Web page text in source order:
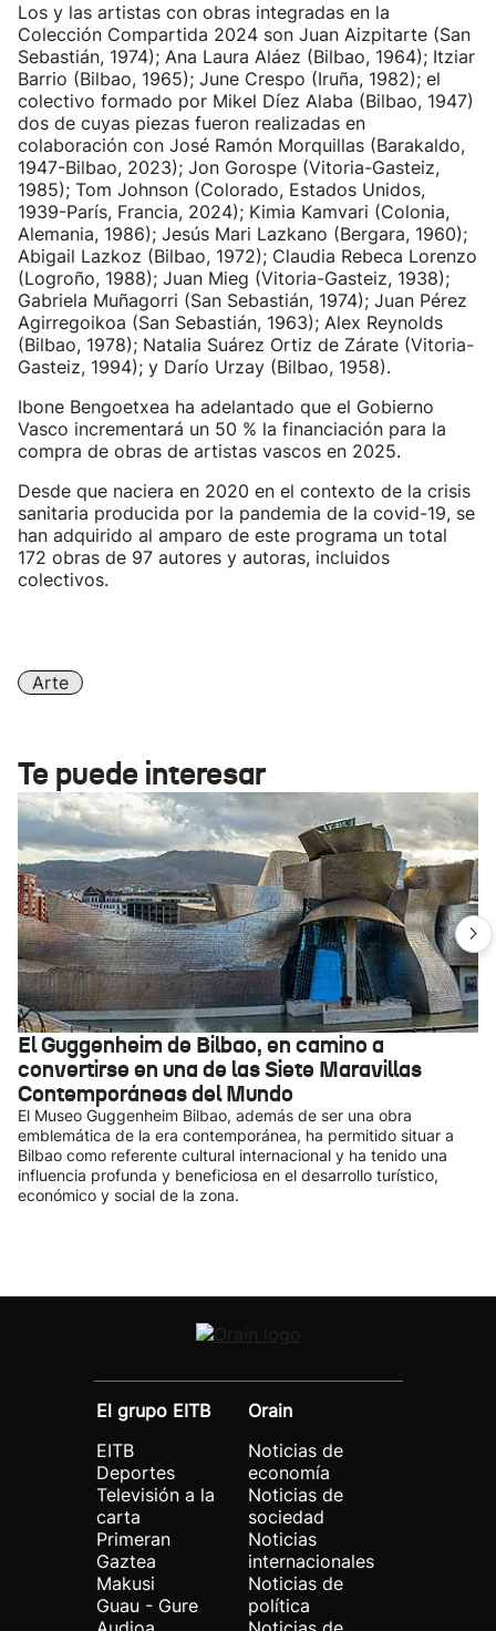
Los y las artistas con obras integradas en la
Colección Compartida 2024 son Juan Aizpitarte (San
Sebastián, 1974); Ana Laura Aláez (Bilbao, 1964); Itziar
Barrio (Bilbao, 1965); June Crespo (Iruña, 1982); el
colectivo formado por Mikel Díez Alaba (Bilbao, 1947)
dos de cuyas piezas fueron realizadas en
colaboración con José Ramón Morquillas (Barakaldo,
1947-Bilbao, 2023); Jon Gorospe (Vitoria-Gasteiz,
1985); Tom Johnson (Colorado, Estados Unidos,
1939-París, Francia, 2024); Kimia Kamvari (Colonia,
Alemania, 1986); Jesús Mari Lazkano (Bergara, 1960);
Abigail Lazkoz (Bilbao, 1972); Claudia Rebeca Lorenzo
(Logroño, 1988); Juan Mieg (Vitoria-Gasteiz, 1938);
Gabriela Muñagorri (San Sebastián, 1974); Juan Pérez
Agirregoikoa (San Sebastián, 1963); Alex Reynolds
(Bilbao, 1978); Natalia Suárez Ortiz de Zárate (Vitoria-
Gasteiz, 1994); y Darío Urzay (Bilbao, 1958).
Ibone Bengoetxea ha adelantado que el Gobierno
Vasco incrementará un 50 % la financiación para la
compra de obras de artistas vascos en 2025.
Desde que naciera en 2020 en el contexto de la crisis
sanitaria producida por la pandemia de la covid-19, se
han adquirido al amparo de este programa un total
172 obras de 97 autores y autoras, incluidos
colectivos.
Arte
Te puede interesar
El Guggenheim de Bilbao, en camino a
convertirse en una de las Siete Maravillas
Contemporáneas del Mundo
El Museo Guggenheim Bilbao, además de ser una obra
emblemática de la era contemporánea, ha permitido situar a
Bilbao como referente cultural internacional y ha tenido una
influencia profunda y beneficiosa en el desarrollo turístico,
económico y social de la zona.
El grupo EITB
EITB
Deportes
Televisión a la
carta
Primeran
Gaztea
Makusi
Guau - Gure
Orain
Noticias de
economía
Noticias de
sociedad
Noticias
internacionales
Noticias de
política